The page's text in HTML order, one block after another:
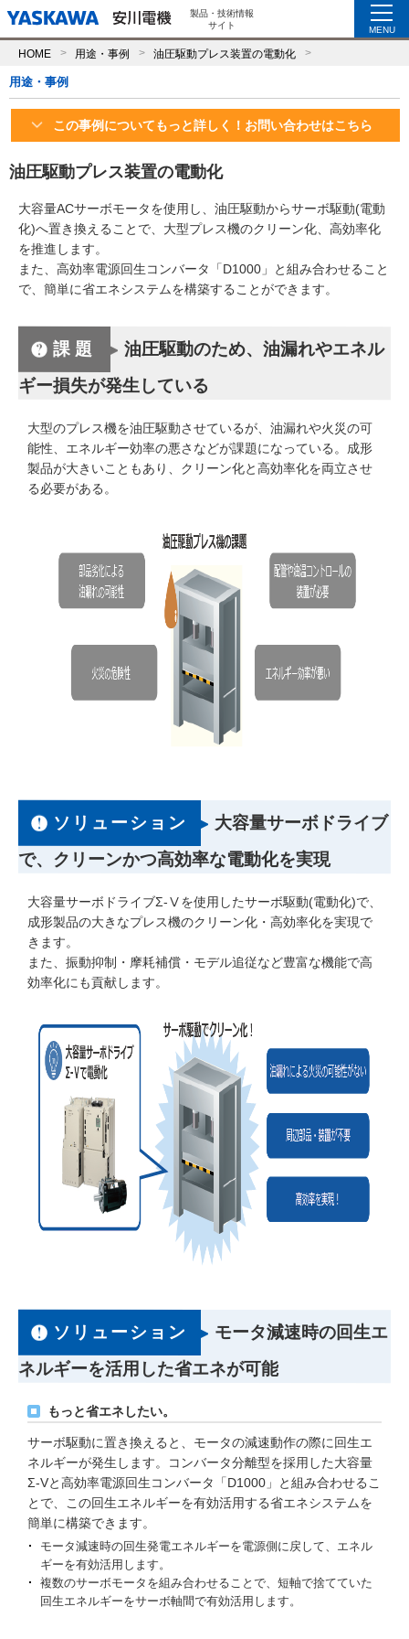
製品・技術情報
サイト
MENU
HOME 用途・事例 油圧駆動プレス装置の電動化
用途・事例
この事例についてもっと詳しく！お問い合わせはこちら
油圧駆動プレス装置の電動化
大容量ACサーボモータを使用し、油圧駆動からサーボ駆動(電動
化)へ置き換えることで、大型プレス機のクリーン化、高効率化
を推進します。
また、高効率電源回生コンバータ「D1000」と組み合わせること
で、簡単に省エネシステムを構築することができます。
課題 油圧駆動のため、油漏れやエネル
ギー損失が発生している
大型のプレス機を油圧駆動させているが、油漏れや火災の可
能性、エネルギー効率の悪さなどが課題になっている。成形
製品が大きいこともあり、クリーン化と高効率化を両立させ
る必要がある。
ソリューション 大容量サーボドライブ
で、クリーンかつ高効率な電動化を実現
大容量サーボドライブΣ-Ⅴを使用したサーボ駆動(電動化)で、
成形製品の大きなプレス機のクリーン化・高効率化を実現で
きます。
また、振動抑制・摩耗補償・モデル追従など豊富な機能で高
効率化にも貢献します。
ソリューション モータ減速時の回生エ
ネルギーを活用した省エネが可能
もっと省エネしたい。
サーボ駆動に置き換えると、モータの減速動作の際に回生エ
ネルギーが発生します。コンバータ分離型を採用した大容量
Σ-Vと高効率電源回生コンバータ「D1000」と組み合わせるこ
とで、この回生エネルギーを有効活用する省エネシステムを
簡単に構築できます。
モータ減速時の回生発電エネルギーを電源側に戻して、エネル
ギーを有効活用します。
複数のサーボモータを組み合わせることで、短軸で捨てていた
回生エネルギーをサーボ軸間で有効活用します。